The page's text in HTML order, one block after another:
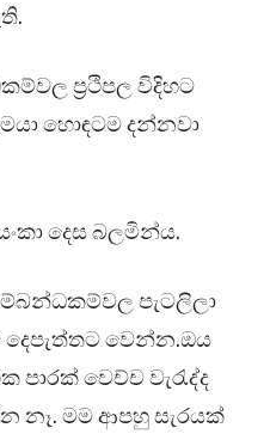
ප්‍රථිපල විදිහට
හොඳටම දන්නවා
දෙස බලමින්ය.
පැටලිලා
වෙන්න.ඔය
වෙච්ච වැරැද්ද
නෑ. මම ආපහු සැරයක්